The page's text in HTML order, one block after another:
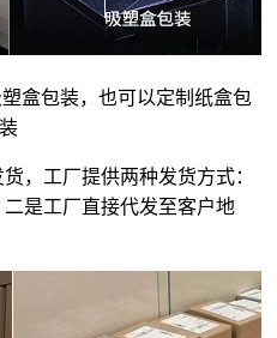
盒包装，也可以定制纸盒包
装
，工厂提供两种发货方式：
是工厂直接代发至客户地